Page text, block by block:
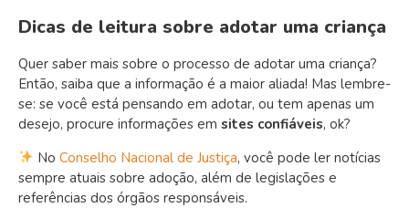
Dicas de leitura sobre adotar uma criança
Quer saber mais sobre o processo de adotar uma criança?
Então, saiba que a informação é a maior aliada! Mas lembre-
se: se você está pensando em adotar, ou tem apenas um
desejo, procure informações em sites confiáveis, ok?
NoConselho Nacional de Justiça, você pode ler notícias
sempre atuais sobre adoção, além de legislações e
referências dos órgãos responsáveis.